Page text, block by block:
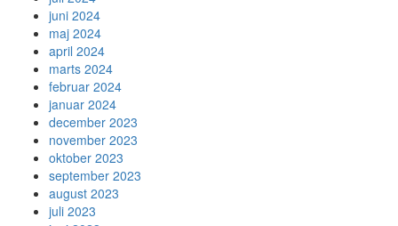
juni 2024
maj 2024
april 2024
marts 2024
februar 2024
januar 2024
december 2023
november 2023
oktober 2023
september 2023
august 2023
juli 2023